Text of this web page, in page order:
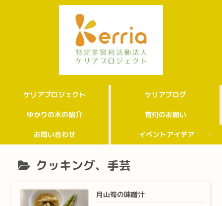
ケリアプロジェクト ケリアブログ
ゆかりの木の紹介 寄付のお願い
お問い合わせ イベントアイデア
クッキング、手芸
月山筍の味噌汁